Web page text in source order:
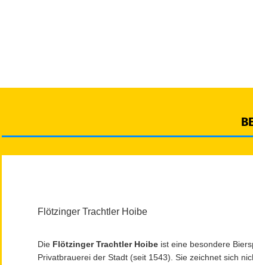
Flötzinger Trachtler Hoibe
Die Flötzinger Trachtler Hoibe ist eine besondere
Privatbrauerei der Stadt (seit 1543). Sie zeichnet sich